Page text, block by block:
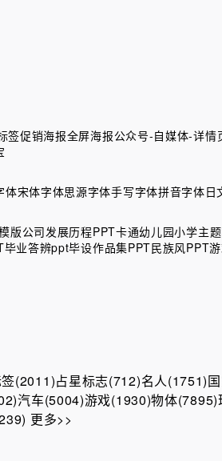
签促销海报全屏海报公众号-自媒体-详情
体宋体字体思源字体手写字体拼音字体日
版公司发展历程PPT卡通幼儿园小学主
毕业答辨ppt毕设作品集PPT民族风PPT
(2011)占星标志(712)名人(1751)
汽车(5004)游戏(1930)物体(7895)
更多>>